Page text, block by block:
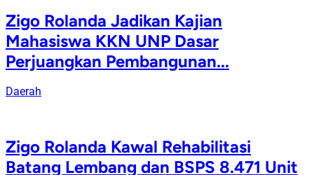
Zigo Rolanda Jadikan Kajian
Mahasiswa KKN UNP Dasar
Perjuangkan Pembangunan...
Daerah
Zigo Rolanda Kawal Rehabilitasi
Batang Lembang dan BSPS 8.471 Unit